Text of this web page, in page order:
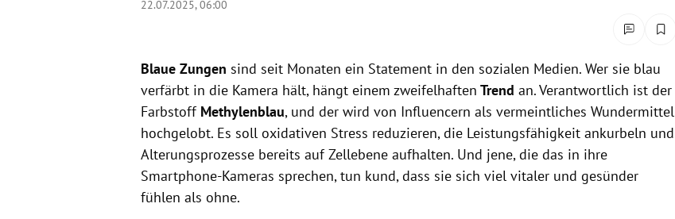
22.07.2025, 06:00
Blaue Zungen sind seit Monaten ein Statement in den sozialen Medien. Wer sie blau
verfärbt in die Kamera hält, hängt einem zweifelhaften Trend an. Verantwortlich ist der
Farbstoff Methylenblau, und der wird von Influencern als vermeintliches Wundermittel
hochgelobt. Es soll oxidativen Stress reduzieren, die Leistungsfähigkeit ankurbeln und
Alterungsprozesse bereits auf Zellebene aufhalten. Und jene, die das in ihre
Smartphone-Kameras sprechen, tun kund, dass sie sich viel vitaler und gesünder
fühlen als ohne.